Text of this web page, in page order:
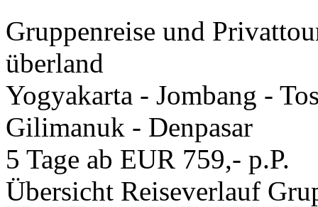
Gruppenreise und
überland
Yogyakarta - Jombang -
Gilimanuk - Denpasar
5 Tage ab EUR 759,- p.P.
Übersicht Reiseverlauf